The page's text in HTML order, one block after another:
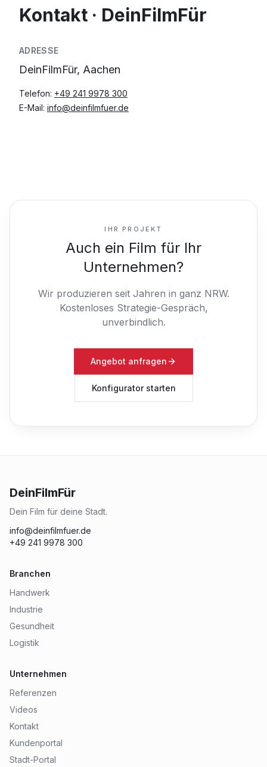
Kontakt · DeinFilmFür
ADRESSE
DeinFilmFür, Aachen
Telefon: +49 241 9978 300
E-Mail: info@deinfilmfuer.de
IHR PROJEKT
Auch ein Film für Ihr
Unternehmen?
Wir produzieren seit Jahren in ganz NRW.
Kostenloses Strategie-Gespräch,
unverbindlich.
Angebot anfragen
Konfigurator starten
DeinFilmFür
Dein Film für deine Stadt.
info@deinfilmfuer.de
+49 241 9978 300
Branchen
Handwerk
Industrie
Gesundheit
Logistik
Unternehmen
Referenzen
Videos
Kontakt
Kundenportal
Stadt-Portal